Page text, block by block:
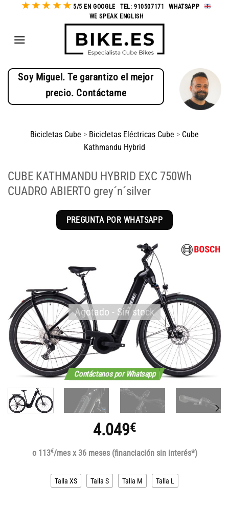
★★ ★ ★★ 5/5 EN GOOGLE TEL: 910507171 -WHATSAPP
WE SPEAK ENGLISH
Soy Miguel. Te garantizo el mejor
precio. Contáctame
Bicicletas Cube > Bicicletas Eléctricas Cube > Cube
Kathmandu Hybrid
CUBE KATHMANDU HYBRID EXC 750Wh
CUADRO ABIERTO grey´n´silver
PREGUNTA POR WHATSAPP
Contáctanos por Whatsapp
Agotado - Sin stock
4.049€
o 113€/mes x 36 meses (financiación sin interés*)
Talla XS Talla S Talla M Talla L